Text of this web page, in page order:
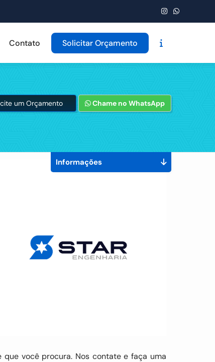
Contato Solicitar Orçamento
um Orçamento Chame no WhatsApp
você procura. Nos contate e faça uma
Informações